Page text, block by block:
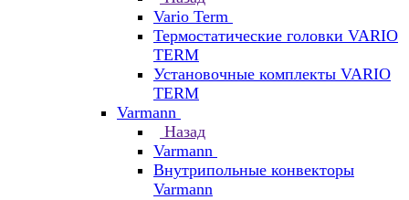
Vario Term
Термостатические головки VARIO
TERM
Установочные комплекты VARIO
TERM
Varmann
Назад
Varmann
Внутрипольные конвекторы
Varmann